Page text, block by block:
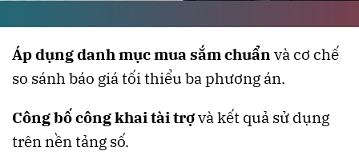
Áp dụng danh mục mua sắm chuẩn và cơ chế
so sánh báo giá tối thiểu ba phương án.
Công bố công khai tài trợvà kết quả sử dụng
trên nền tảng số.